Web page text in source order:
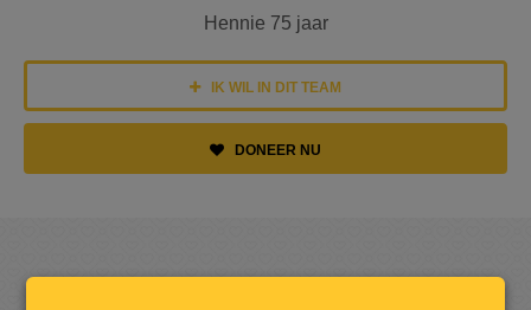
Hennie 75 jaar
IK WIL IN DIT TEAM
DONEER NU
OPGEHAALD